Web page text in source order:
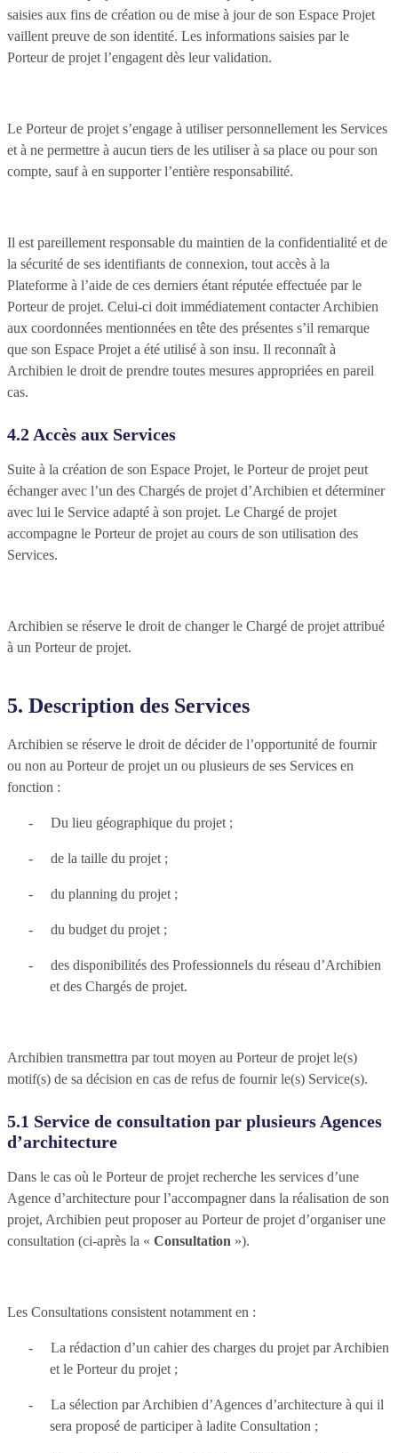
saisies aux fins de création ou de mise à jour de son Espace Projet
vaillent preuve de son identité. Les informations saisies par le
Porteur de projet l’engagent dès leur validation.
Le Porteur de projet s’engage à utiliser personnellement les Services
et à ne permettre à aucun tiers de les utiliser à sa place ou pour son
compte, sauf à en supporter l’entière responsabilité.
Il est pareillement responsable du maintien de la confidentialité et de
la sécurité de ses identifiants de connexion, tout accès à la
Plateforme à l’aide de ces derniers étant réputée effectuée par le
Porteur de projet. Celui-ci doit immédiatement contacter Archibien
aux coordonnées mentionnées en tête des présentes s’il remarque
que son Espace Projet a été utilisé à son insu. Il reconnaît à
Archibien le droit de prendre toutes mesures appropriées en pareil
cas.
4.2 Accès aux Services
Suite à la création de son Espace Projet, le Porteur de projet peut
échanger avec l’un des Chargés de projet d’Archibien et déterminer
avec lui le Service adapté à son projet. Le Chargé de projet
accompagne le Porteur de projet au cours de son utilisation des
Services.
Archibien se réserve le droit de changer le Chargé de projet attribué
à un Porteur de projet.
5. Description des Services
Archibien se réserve le droit de décider de l’opportunité de fournir
ou non au Porteur de projet un ou plusieurs de ses Services en
fonction :
- Du lieu géographique du projet ;
- de la taille du projet ;
- du planning du projet ;
- du budget du projet ;
-
des disponibilités des Professionnels du réseau d’Archibien
et des Chargés de projet.
Archibien transmettra par tout moyen au Porteur de projet le(s)
motif(s) de sa décision en cas de refus de fournir le(s) Service(s).
5.1 Service de consultation par plusieurs Agences
d’architecture
Dans le cas où le Porteur de projet recherche les services d’une
Agence d’architecture pour l’accompagner dans la réalisation de son
projet, Archibien peut proposer au Porteur de projet d’organiser une
consultation (ci-après la « Consultation »).
Les Consultations consistent notamment en :
-
La rédaction d’un cahier des charges du projet par Archibien
et le Porteur du projet ;
-
La sélection par Archibien d’Agences d’architecture à qui il
sera proposé de participer à ladite Consultation ;